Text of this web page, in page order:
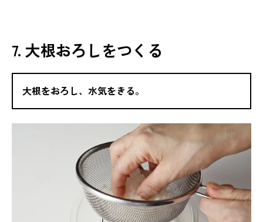
7. 大根おろしをつくる
大根をおろし、水気をきる。